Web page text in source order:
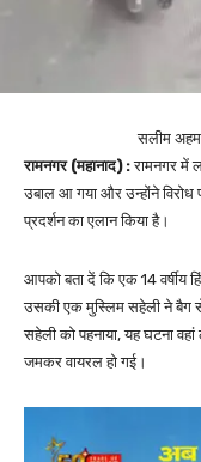
सलीम
रामनगर (महानाद) :रामनगर में
उबाल आ गया और उन्होंने विरोध
प्रदर्शन का एलान किया है।
आपको बता दें कि एक 14 वर्षीय
उसकी एक मुस्लिम सहेली ने बैग
सहेली को पहनाया, यह घटना
जमकर वायरल हो गई।